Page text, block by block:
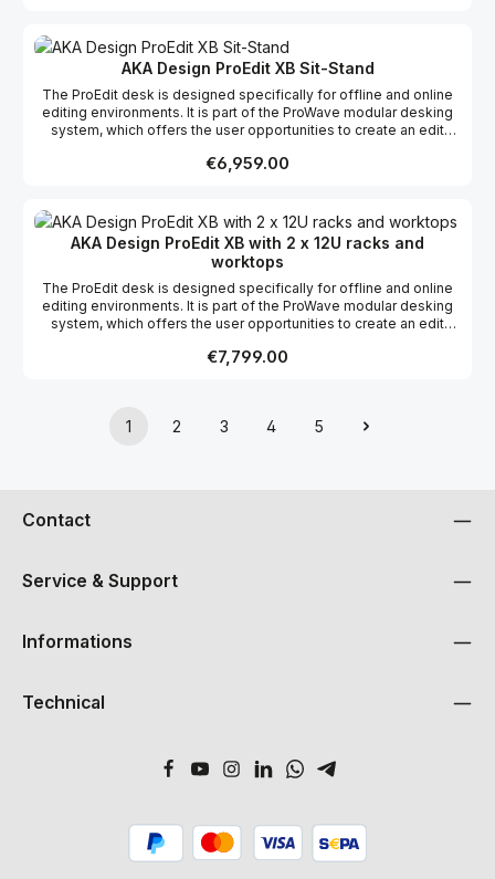
ship and assemble on site.
AKA Design ProEdit XB Sit-Stand
The ProEdit desk is designed specifically for offline and online
editing environments. It is part of the ProWave modular desking
system, which offers the user opportunities to create an edit
grading, mixing or VFX, incorporating the possibility of more
ship and assemble on site.
Regular price:
€6,959.00
AKA Design ProEdit XB with 2 x 12U racks and
worktops
The ProEdit desk is designed specifically for offline and online
editing environments. It is part of the ProWave modular desking
system, which offers the user opportunities to create an edit
grading, mixing or VFX, incorporating the possibility of more
Regular price:
€7,799.00
Page
1
Page
2
Page
3
Page
4
Page
5
Contact
Service & Support
Informations
Technical